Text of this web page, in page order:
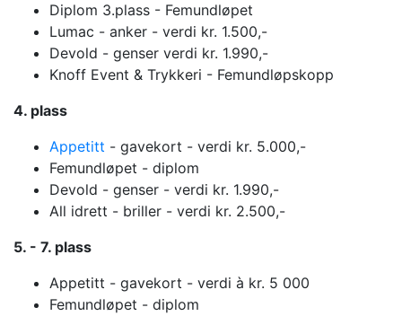
Diplom 3.plass - Femundløpet
Lumac - anker - verdi kr. 1.500,-
Devold - genser verdi kr. 1.990,-
Knoff Event & Trykkeri - Femundløpskopp
4. plass
Appetitt - gavekort - verdi kr. 5.000,-
Femundløpet - diplom
Devold - genser - verdi kr. 1.990,-
All idrett - briller - verdi kr. 2.500,-
5. - 7. plass
Appetitt - gavekort - verdi à kr. 5 000
Femundløpet - diplom